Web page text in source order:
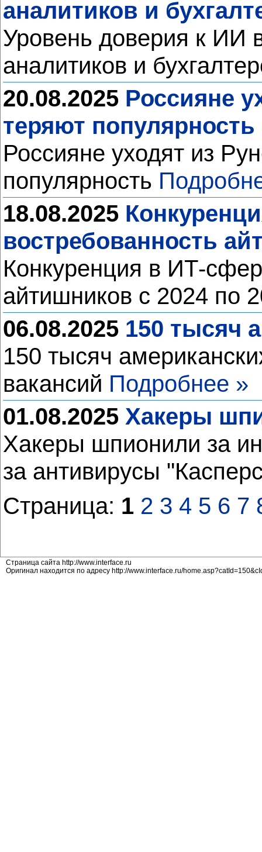
аналитиков и
Уровень доверия к ИИ
аналитиков и
20.08.2025 Россияне
теряют популярность
Россияне уходят из
популярность
18.08.2025
востребованность
Конкуренция в ИТ-
айтишников с 2024 по
06.08.2025 150 тысяч
150 тысяч
вакансий Подробнее »
01.08.2025 Хакеры
Хакеры шпионили за
за антивирусы
Страница: 1 2 3 4 5 6 7
Страница сайта http://www.interface.ru
Оригинал находится по адресу http://www.interface.ru/